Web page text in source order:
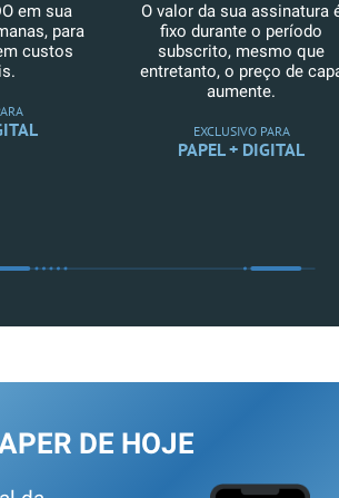
em sua
para
custos
O valor da sua assinatura
fixo durante o período
subscrito, mesmo que
entretanto, o preço de
aumente.
EXCLUSIVO PARA
PAPEL + DIGITAL
DE HOJE